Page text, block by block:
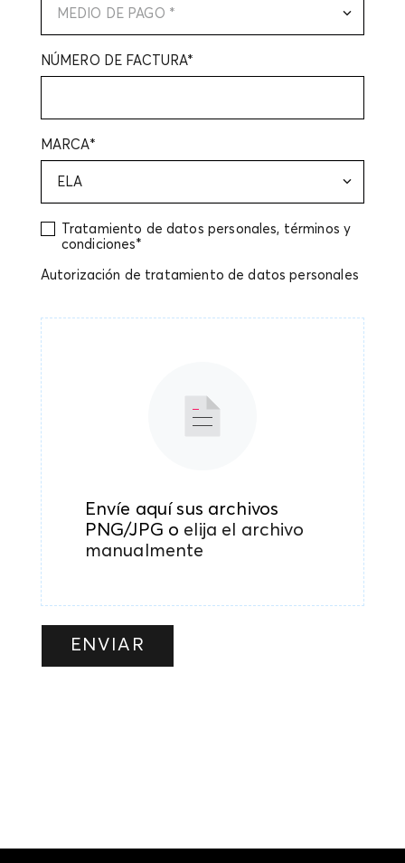
MEDIO DE PAGO *
NÚMERO DE FACTURA*
MARCA*
ELA
Tratamiento de datos personales, términos y
condiciones*
Autorización de tratamiento de datos personales
Envíe aquí sus archivos
PNG/JPG o elija el archivo
manualmente
ENVIAR